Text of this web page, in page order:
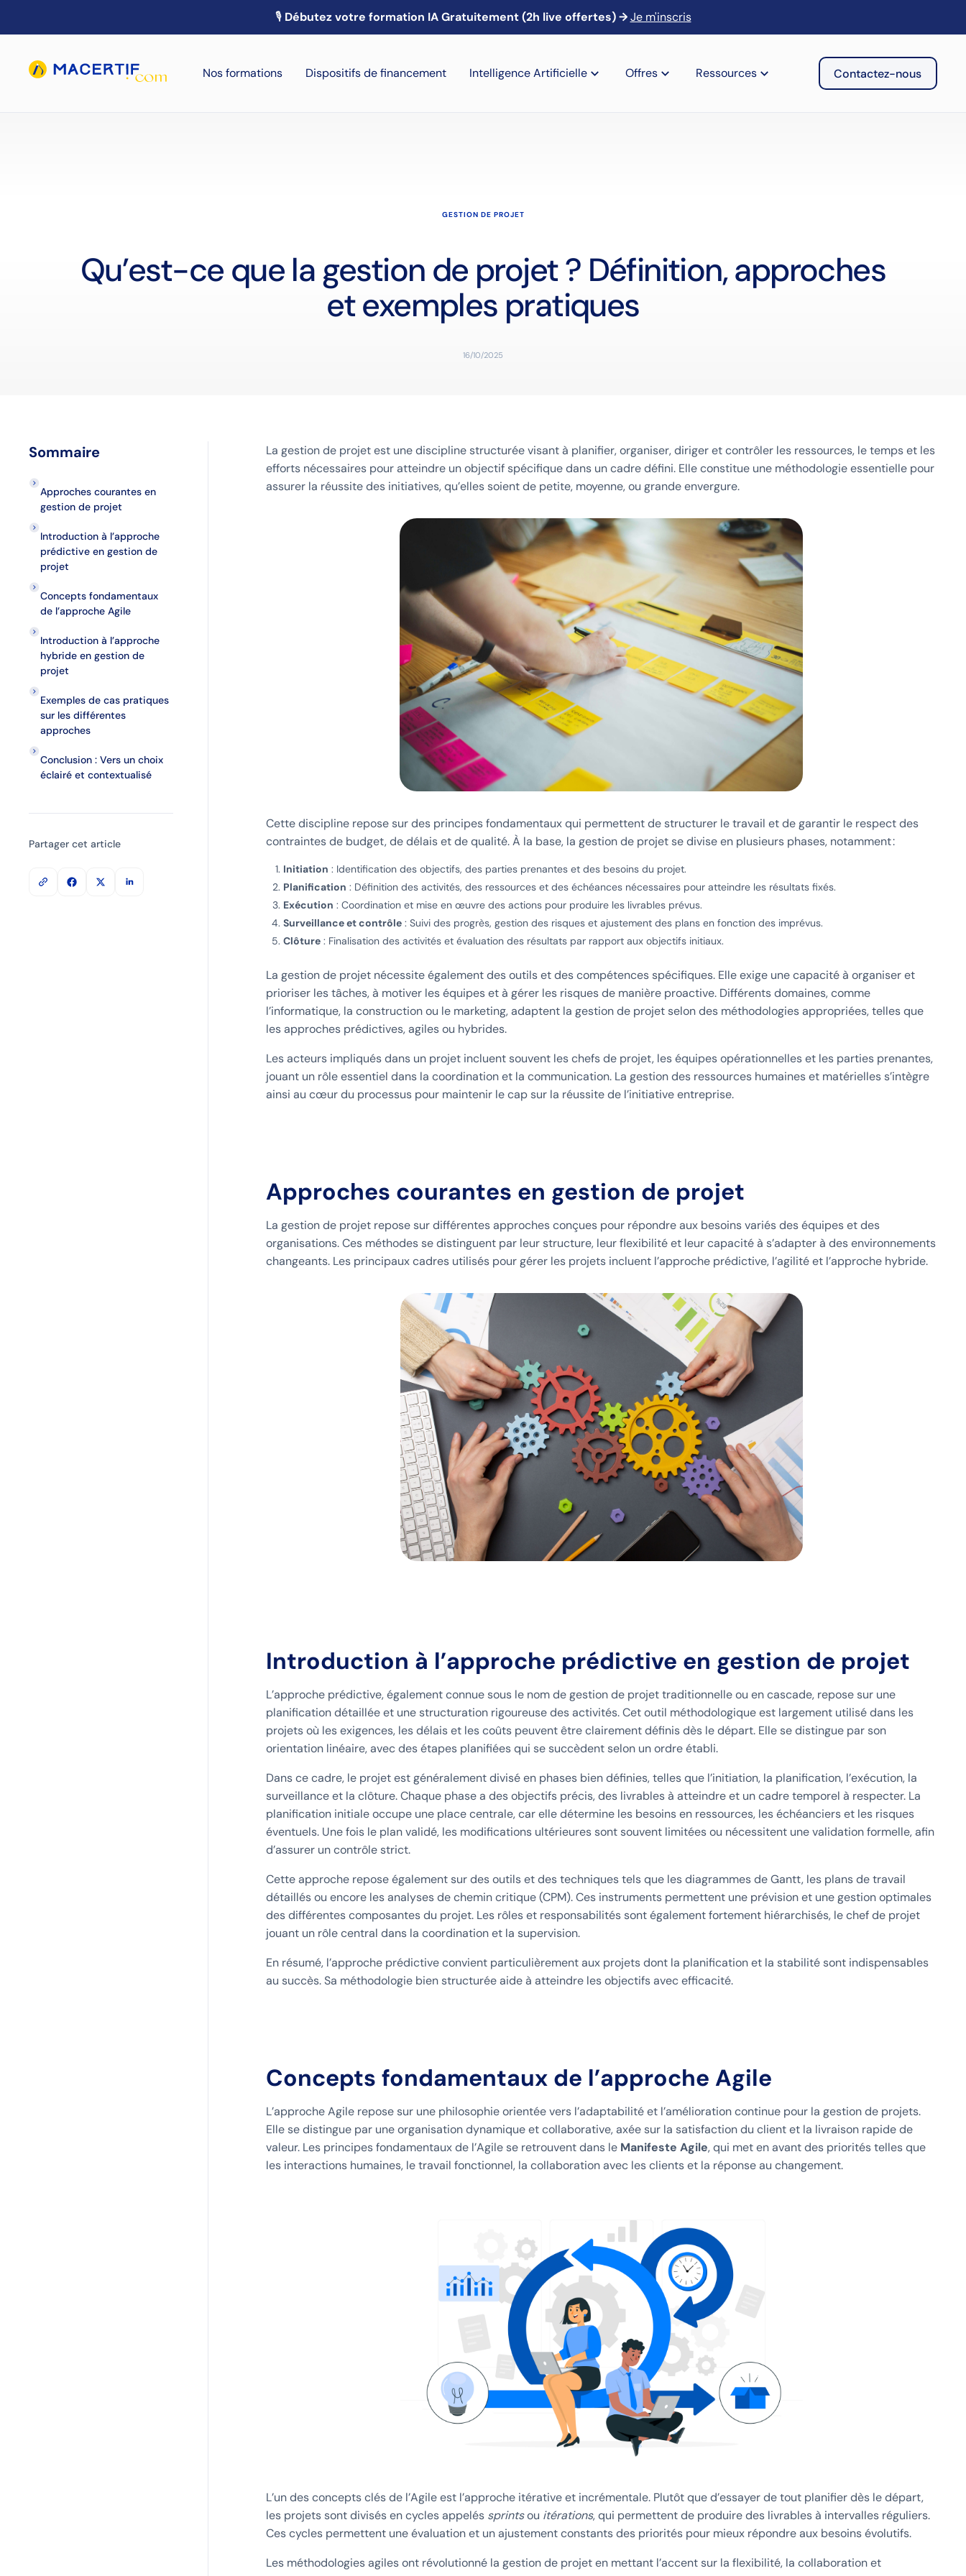
🎙️ Webinaire IA : Mardi 21 avril à 13h → Je m'inscris
Nos formations Dispositifs de financement Intelligence Artificielle Offres Ressources Contactez-nous
GESTION DE PROJET
Qu’est-ce que la gestion de projet ? Définition, approches
et exemples pratiques
16/10/2025
Sommaire
Approches courantes en
gestion de projet
Introduction à l’approche
prédictive en gestion de
projet
Concepts fondamentaux
de l’approche Agile
Introduction à l’approche
hybride en gestion de
projet
Exemples de cas pratiques
sur les différentes
approches
Conclusion : Vers un choix
éclairé et contextualisé
Partager cet article
La gestion de projet est une discipline structurée visant à planifier, organiser, diriger et contrôler les ressources, le temps et les
efforts nécessaires pour atteindre un objectif spécifique dans un cadre défini. Elle constitue une méthodologie essentielle pour
assurer la réussite des initiatives, qu’elles soient de petite, moyenne, ou grande envergure.
Cette discipline repose sur des principes fondamentaux qui permettent de structurer le travail et de garantir le respect des
contraintes de budget, de délais et de qualité. À la base, la gestion de projet se divise en plusieurs phases, notamment :
Initiation : Identification des objectifs, des parties prenantes et des besoins du projet.
Planification : Définition des activités, des ressources et des échéances nécessaires pour atteindre les résultats fixés.
Exécution : Coordination et mise en œuvre des actions pour produire les livrables prévus.
Surveillance et contrôle: Suivi des progrès, gestion des risques et ajustement des plans en fonction des imprévus.
Clôture: Finalisation des activités et évaluation des résultats par rapport aux objectifs initiaux.
La gestion de projet nécessite également des outils et des compétences spécifiques. Elle exige une capacité à organiser et
prioriser les tâches, à motiver les équipes et à gérer les risques de manière proactive. Différents domaines, comme
l’informatique, la construction ou le marketing, adaptent la gestion de projet selon des méthodologies appropriées, telles que
les approches prédictives, agiles ou hybrides.
Les acteurs impliqués dans un projet incluent souvent les chefs de projet, les équipes opérationnelles et les parties prenantes,
jouant un rôle essentiel dans la coordination et la communication. La gestion des ressources humaines et matérielles s’intègre
ainsi au cœur du processus pour maintenir le cap sur la réussite de l’initiative entreprise.
Approches courantes en gestion de projet
La gestion de projet repose sur différentes approches conçues pour répondre aux besoins variés des équipes et des
organisations. Ces méthodes se distinguent par leur structure, leur flexibilité et leur capacité à s’adapter à des environnements
changeants. Les principaux cadres utilisés pour gérer les projets incluent l’approche prédictive, l’agilité et l’approche hybride.
Introduction à l’approche prédictive en gestion de projet
L’approche prédictive, également connue sous le nom de gestion de projet traditionnelle ou en cascade, repose sur une
planification détaillée et une structuration rigoureuse des activités. Cet outil méthodologique est largement utilisé dans les
projets où les exigences, les délais et les coûts peuvent être clairement définis dès le départ. Elle se distingue par son
orientation linéaire, avec des étapes planifiées qui se succèdent selon un ordre établi.
Dans ce cadre, le projet est généralement divisé en phases bien définies, telles que l’initiation, la planification, l’exécution, la
surveillance et la clôture. Chaque phase a des objectifs précis, des livrables à atteindre et un cadre temporel à respecter. La
planification initiale occupe une place centrale, car elle détermine les besoins en ressources, les échéanciers et les risques
éventuels. Une fois le plan validé, les modifications ultérieures sont souvent limitées ou nécessitent une validation formelle, afin
d’assurer un contrôle strict.
Cette approche repose également sur des outils et des techniques tels que les diagrammes de Gantt, les plans de travail
détaillés ou encore les analyses de chemin critique (CPM). Ces instruments permettent une prévision et une gestion optimales
des différentes composantes du projet. Les rôles et responsabilités sont également fortement hiérarchisés, le chef de projet
jouant un rôle central dans la coordination et la supervision.
En résumé, l’approche prédictive convient particulièrement aux projets dont la planification et la stabilité sont indispensables
au succès. Sa méthodologie bien structurée aide à atteindre les objectifs avec efficacité.
Concepts fondamentaux de l’approche Agile
L’approche Agile repose sur une philosophie orientée vers l’adaptabilité et l’amélioration continue pour la gestion de projets.
Elle se distingue par une organisation dynamique et collaborative, axée sur la satisfaction du client et la livraison rapide de
valeur. Les principes fondamentaux de l’Agile se retrouvent dans le Manifeste Agile, qui met en avant des priorités telles que
les interactions humaines, le travail fonctionnel, la collaboration avec les clients et la réponse au changement.
L’un des concepts clés de l’Agile est l’approche itérative et incrémentale. Plutôt que d’essayer de tout planifier dès le départ,
les projets sont divisés en cycles appelés sprintsou itérations, qui permettent de produire des livrables à intervalles réguliers.
Ces cycles permettent une évaluation et un ajustement constants des priorités pour mieux répondre aux besoins évolutifs.
Les méthodologies agiles ont révolutionné la gestion de projet en mettant l’accent sur la flexibilité, la collaboration et
🎙️ Débutez votre formation IA Gratuitement (2h live offertes) → Je m'inscris